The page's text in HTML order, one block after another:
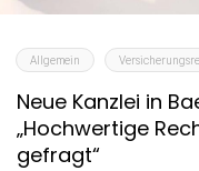
Allgemein
Neue Kanzlei in
„Hochwertige
gefragt“